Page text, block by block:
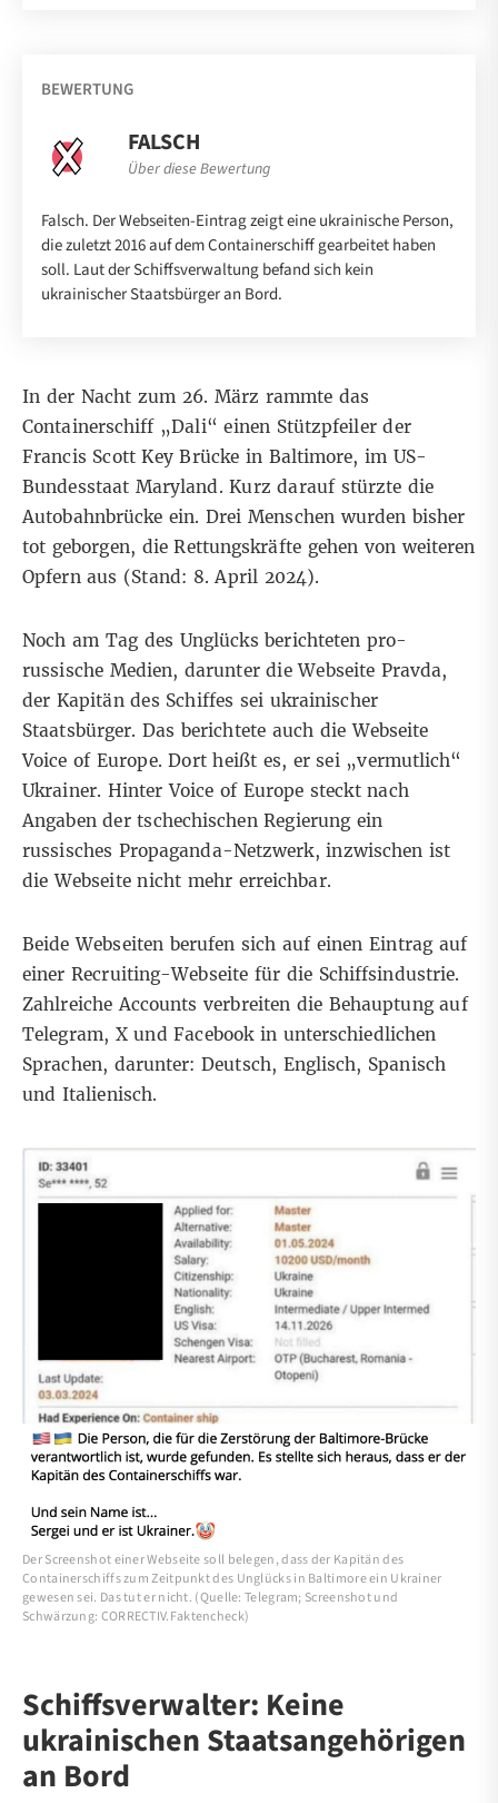
BEWERTUNG
FALSCH
Über diese Bewertung
Falsch. Der Webseiten-Eintrag zeigt eine ukrainische Person,
die zuletzt 2016 auf dem Containerschiff gearbeitet haben
soll. Laut der Schiffsverwaltung befand sich kein
ukrainischer Staatsbürger an Bord.
In der Nacht zum 26. März rammte das
Containerschiff „Dali“ einen Stützpfeiler der
Francis Scott Key Brücke in Baltimore, im US-
Bundesstaat Maryland. Kurz darauf stürzte die
Autobahnbrücke ein. Drei Menschen wurden bisher
tot geborgen, die Rettungskräftegehen von weiteren
Opfern aus (Stand: 8. April 2024).
Noch am Tag des Unglücks berichteten pro-
russische Medien, darunter dieWebseite Pravda,
der Kapitän des Schiffes sei ukrainischer
Staatsbürger. Das berichtete auch die Webseite
Voice of Europe. Dort heißt es, er sei „vermutlich“
Ukrainer. Hinter Voice of Europe steckt nach
Angaben der tschechischen Regierung ein
russisches Propaganda-Netzwerk, inzwischen ist
die Webseite nicht mehr erreichbar.
Beide Webseiten berufen sich auf einen Eintrag auf
einer Recruiting-Webseite für die Schiffsindustrie.
Zahlreiche Accounts verbreiten die Behauptung auf
Telegram, X und Facebook in unterschiedlichen
Sprachen, darunter:Deutsch, Englisch, Spanisch
und Italienisch.
Der Screenshot einer Webseite soll belegen, dass der Kapitän des
Containerschiffs zum Zeitpunkt des Unglücks in Baltimore ein Ukrainer
gewesen sei. Das tut er nicht. (Quelle: Telegram; Screenshot und
Schwärzung: CORRECTIV.Faktencheck)
Schiffsverwalter: Keine
ukrainischen Staatsangehörigen
an Bord